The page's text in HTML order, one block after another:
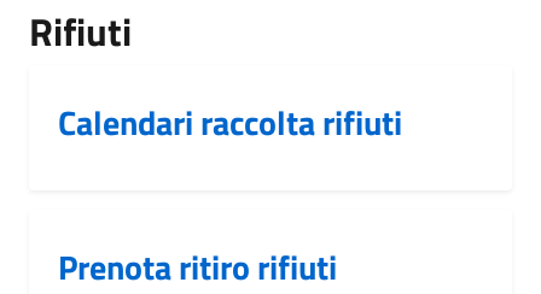
Rifiuti
Calendari raccolta rifiuti
Prenota ritiro rifiuti